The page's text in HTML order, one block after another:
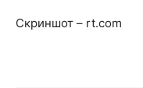
Скриншот – rt.com